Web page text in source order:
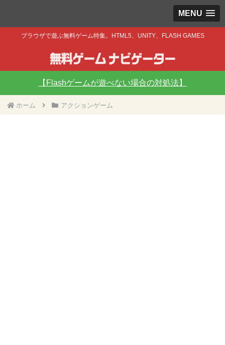
MENU
ブラウザで遊ぶ無料ゲーム特集。HTML5、UNITY、FLASH GAMES
【Flashゲームが遊べない場合の対処法】
ホーム アクションゲーム